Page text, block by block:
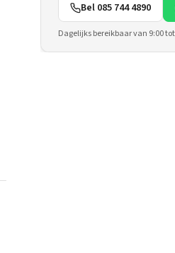
Bel 085 744 4890
Dagelijks bereikbaar van 9:00